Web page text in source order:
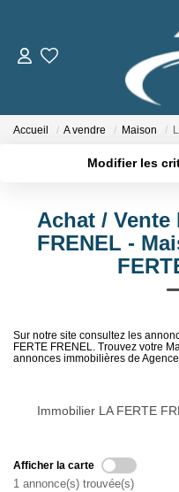
Accueil A vendre Maison
Modifier les
Sélectionnez...
Type de bien
Achat / Vente
FRENEL -
Sur notre site consultez les
FERTE FRENEL. Trouvez votre
annonces immobilières de
Immobilier LA FERTE
Afficher la carte
1 annonce(s) trouvée(s)